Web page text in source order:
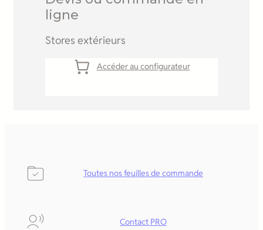
ligne
Stores extérieurs
Accéder au configurateur
Toutes nos feuilles de commande
Contact PRO